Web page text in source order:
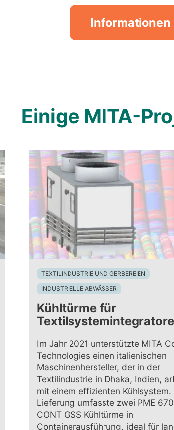
Informationen
Einige MITA-
TEXTILINDUSTRIE UND GERBEREIEN
INDUSTRIELLE ABWÄSSER
Kühltürme für
Im Jahr 2021 unterstützte MITA
Technologies einen italienischen
Maschinenhersteller, der in der
Textilindustrie in Dhaka, Indien,
mit einem effizienten Kühlsystem.
Lieferung umfasste zwei PME
CONT GSS Kühltürme in
Containerausführung, ideal für